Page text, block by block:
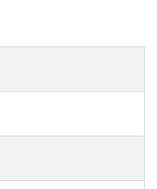
ASR / MSR, HBA +